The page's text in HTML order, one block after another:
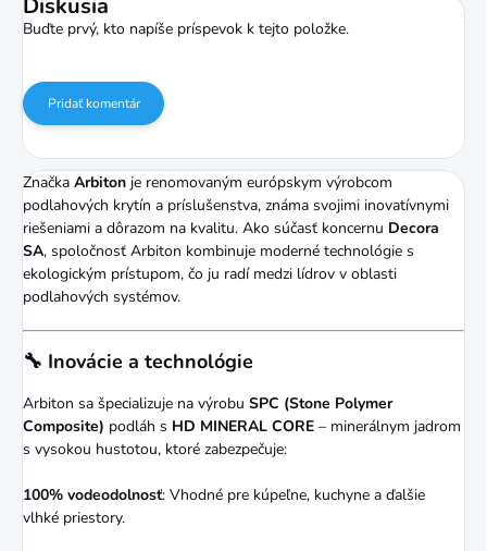
Buďte prvý, kto napíše príspevok k tejto položke.
Pridať komentár
Značka Arbiton je renomovaným európskym výrobcom
podlahových krytín a príslušenstva, známa svojimi inovatívnymi
riešeniami a dôrazom na kvalitu. Ako súčasť koncernu Decora
SA, spoločnosť Arbiton kombinuje moderné technológie s
ekologickým prístupom, čo ju radí medzi lídrov v oblasti
podlahových systémov.
🔧 Inovácie a technológie
Arbiton sa špecializuje na výrobu SPC (Stone Polymer
Composite) podláh s HD MINERAL CORE – minerálnym jadrom
s vysokou hustotou, ktoré zabezpečuje:
100% vodeodolnosť: Vhodné pre kúpeľne, kuchyne a ďalšie
vlhké priestory.